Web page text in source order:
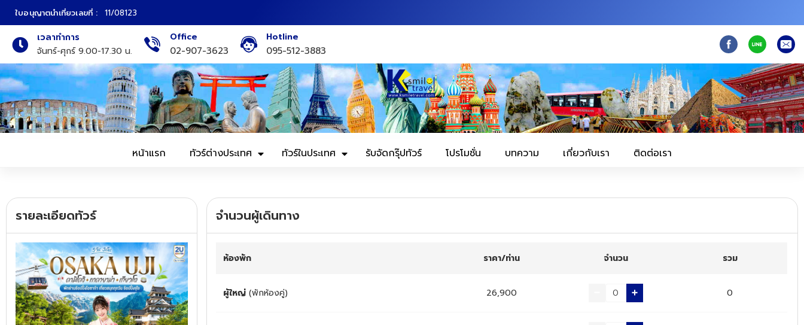
ใบอนุญาตนำเที่ยวเลขที่ : 11/08123
เวลาทำการ
จันทร์-ศุกร์ 9.00-17.30 น.
Office
02-907-3623
Hotline
095-512-3883
หน้าแรก ทัวร์ต่างประเทศ ทัวร์ในประเทศ รับจัดกรุ๊ปทัวร์ โปรโมชั่น บทความ เกี่ยวกับเรา ติดต่อเรา
รายละเอียดทัวร์ จำนวนผู้เดินทาง
ห้องพัก ราคา/ท่าน จำนวน รวม
ผู้ใหญ่ (พักห้องคู่) 26,900 0
ทัวร์ญี่ปุ่น
ทัวร์เกาหลี
ทัวร์ยุโรป
ทัวร์สแกนดิเนเวีย
ทัวร์ฮ่องกง
ทัวร์ตุรเคีย
ทัวร์สวิตเซอร์แลนด์
ทัวร์พม่า
ภาคเหนือ
ภาคกลาง
ภาคอีสาน
ภาคตะวันตก